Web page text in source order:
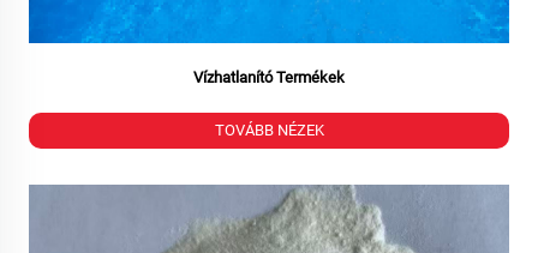
Vízhatlanító Termékek
TOVÁBB NÉZEK